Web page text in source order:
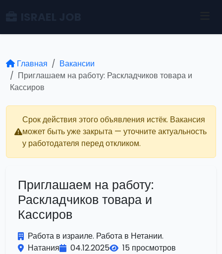
Главная
Вакансии
Приглашаем на работу: Раскладчиков товара и
Кассиров
Срок действия этого объявления истёк. Вакансия
может быть уже закрыта — уточните актуальность
у работодателя перед откликом.
Приглашаем на работу:
Раскладчиков товара и
Кассиров
Работа в израиле. Работа в Нетании.
Натания
04.12.2025 15 просмотров